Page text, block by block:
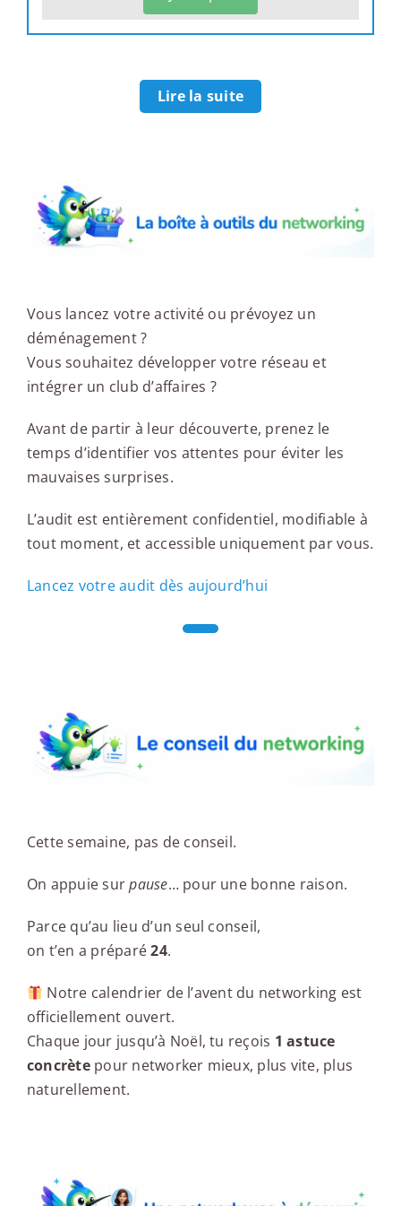
Lire la suite
Vous lancez votre activité ou prévoyez un
déménagement ?
Vous souhaitez développer votre réseau et
intégrer un club d’affaires ?
Avant de partir à leur découverte, prenez le
temps d’identifier vos attentes pour éviter les
mauvaises surprises.
L’audit est entièrement confidentiel, modifiable à
tout moment, et accessible uniquement par vous.
Lancez votre audit dès aujourd’hui
Cette semaine, pas de conseil.
On appuie surpause… pour une bonne raison.
Parce qu’au lieu d’un seul conseil,
on t’en a préparé24.
Notre calendrier de l’avent du networking est
officiellement ouvert.
Chaque jour jusqu’à Noël, tu reçois 1 astuce
concrètepour networker mieux, plus vite, plus
naturellement.